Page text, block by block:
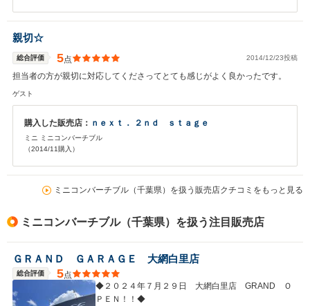
親切☆
総合評価 5点 2014/12/23投稿
担当者の方が親切に対応してくださってとても感じがよく良かったです。
ゲスト
購入した販売店： ｎｅｘｔ． ２ｎｄ ｓｔａｇｅ
ミニ ミニコンバーチブル
（2014/11購入）
ミニコンバーチブル（千葉県）を扱う販売店クチコミをもっと見る
ミニコンバーチブル（千葉県）を扱う注目販売店
ＧＲＡＮＤ ＧＡＲＡＧＥ 大網白里店
総合評価 5点
◆２０２４年７月２９日 大網白里店 GRAND Ｏ
ＰＥＮ！！◆